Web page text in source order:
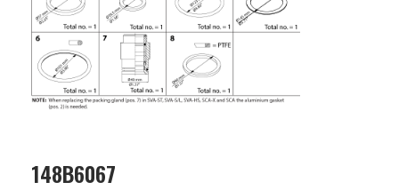
148B6067